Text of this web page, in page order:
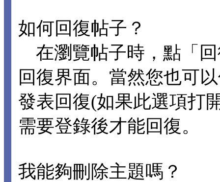
如何回復帖子？
在瀏覽帖子時，點「
回復界面。當然您也可
發表回復(如果此選項打
需要登錄後才能回復。
我能夠刪除主題嗎？